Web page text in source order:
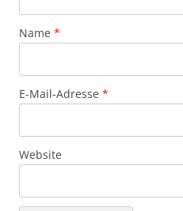
Name *
E-Mail-Adresse *
Website